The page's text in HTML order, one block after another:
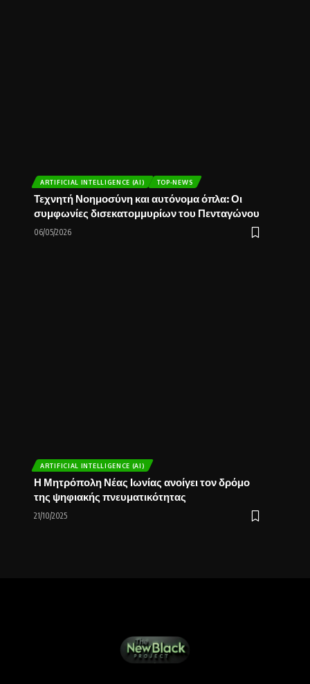
ARTIFICIAL INTELLIGENCE (AI) TOP-NEWS
Τεχνητή Νοημοσύνη και αυτόνομα όπλα: Οι
συμφωνίες δισεκατομμυρίων του Πενταγώνου
06/05/2026
ARTIFICIAL INTELLIGENCE (AI)
Η Μητρόπολη Νέας Ιωνίας ανοίγει τον δρόμο
της ψηφιακής πνευματικότητας
21/10/2025